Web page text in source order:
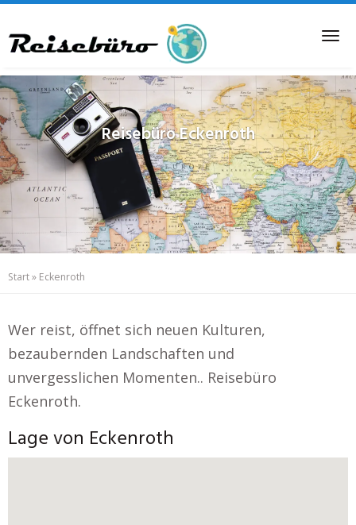
to
main
content
ReisebüroEckenroth
Start» Eckenroth
Wer reist, öffnet sich neuen Kulturen,
bezaubernden Landschaften und
unvergesslichen Momenten.. Reisebüro
Eckenroth.
Lage von Eckenroth